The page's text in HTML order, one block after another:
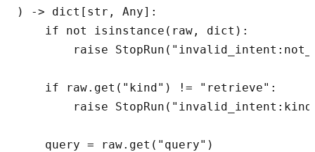
) -> dict[str, Any]:
    if not isinstance(raw, dict):
raise
    if raw.get("kind") != "retrieve":
raise
    query = raw.get("query")